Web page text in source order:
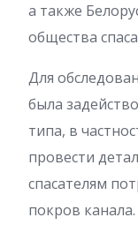
а также
общества
Для
была
типа, в
провести
спасателям
покров канала.